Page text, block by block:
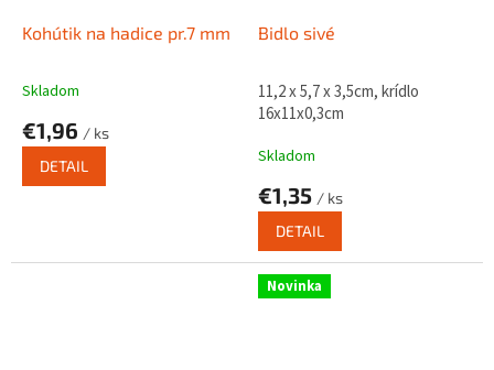
Kohútik na hadice pr.7 mm
Skladom
€1,96 / ks
DETAIL
Bidlo sivé
11,2 x 5,7 x 3,5cm, krídlo
16x11x0,3cm
Skladom
€1,35 / ks
DETAIL
Novinka